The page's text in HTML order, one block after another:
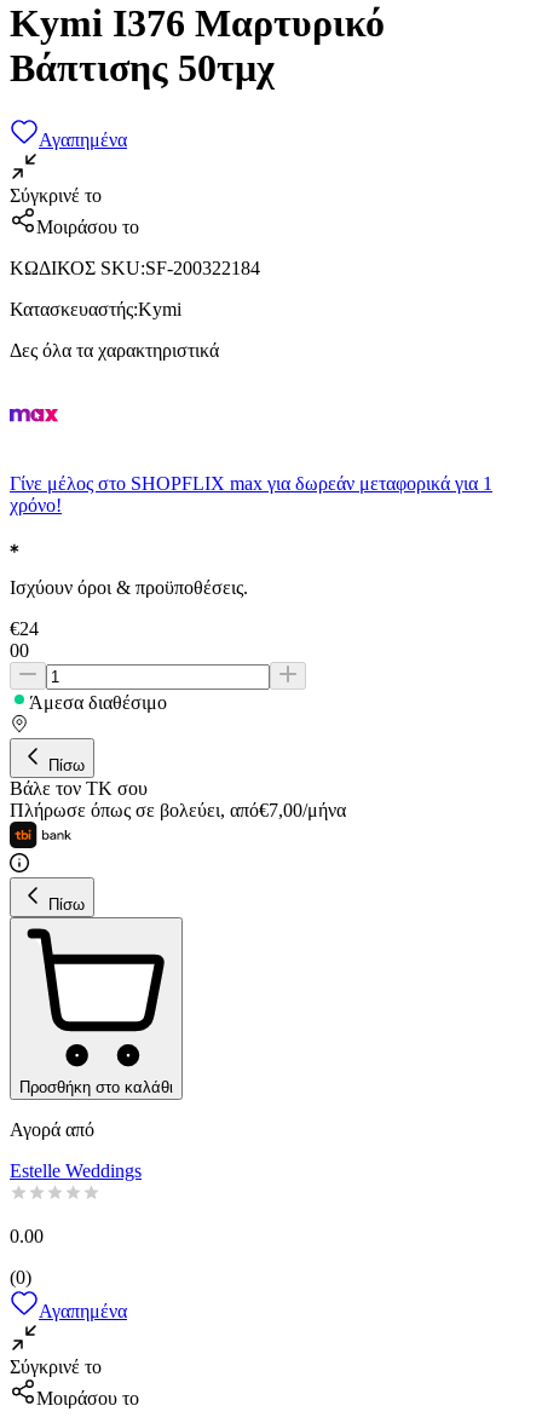
Kymi I376 Μαρτυρικό
Βάπτισης 50τμχ
Αγαπημένα
Σύγκρινέ το
Μοιράσου το
ΚΩΔΙΚΟΣ SKU:SF-200322184
Κατασκευαστής:Kymi
Δες όλα τα χαρακτηριστικά
Γίνε μέλος στο SHOPFLIX max για δωρεάν μεταφορικά για 1
χρόνο!
Ισχύουν όροι & προϋποθέσεις.
€24
00
Άμεσα διαθέσιμο
Πίσω
Βάλε τον ΤΚ σου
Πλήρωσε όπως σε βολεύει, από€7,00/μήνα
Πίσω
Προσθήκη στο καλάθι
Αγορά από
Estelle Weddings
0.00
(0)
Αγαπημένα
Σύγκρινέ το
Μοιράσου το